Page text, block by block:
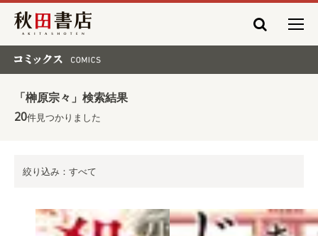
秋田書店
「榊原宗々」検索結果
20件見つかりました
絞り込み：すべて